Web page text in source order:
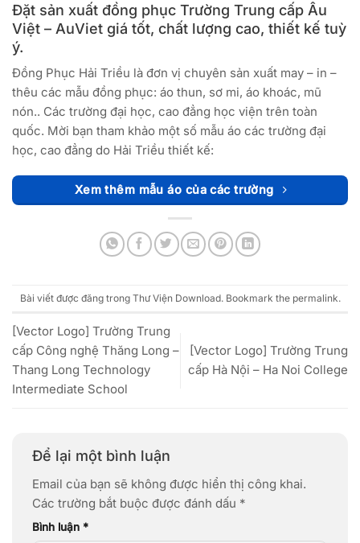
Đặt sản xuất đồng phục Trường Trung cấp Âu
Việt – AuViet giá tốt, chất lượng cao, thiết kế tuỳ
ý.
Đồng Phục Hải Triều là đơn vị chuyên sản xuất may – in –
thêu các mẫu đồng phục: áo thun, sơ mi, áo khoác, mũ
nón.. Các trường đại học, cao đẳng học viện trên toàn
quốc. Mời bạn tham khảo một số mẫu áo các trường đại
học, cao đẳng do Hải Triều thiết kế:
Xem thêm mẫu áo của các trường
Bài viết được đăng trong Thư Viện Download. Bookmark the permalink.
[Vector Logo] Trường Trung
cấp Công nghệ Thăng Long –
Thang Long Technology
Intermediate School
[Vector Logo] Trường Trung
cấp Hà Nội – Ha Noi College
Để lại một bình luận
Email của bạn sẽ không được hiển thị công khai.
Các trường bắt buộc được đánh dấu *
Bình luận *